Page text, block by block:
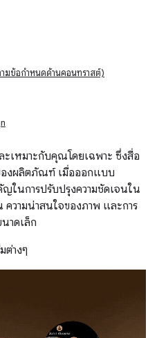
มข้อกำหนดด้านคอนทราสต์)
ะเหมาะกับคุณโดยเฉพาะ ซึ่งสื่อ
งผลิตภัณฑ์ เมื่อออกแบบ
ในการปรับปรุงความชัดเจนใน
ความน่าสนใจของภาพ และการ
าดเล็ก
ต่างๆ